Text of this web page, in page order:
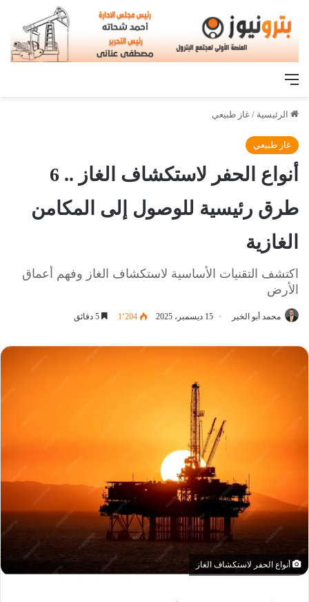
القائمة
الرئيسية / غاز طبيعي
غاز طبيعي
أنواع الحفر لاستكشاف الغاز .. 6
طرق رئيسية للوصول إلى المكامن
الغازية
اكتشف التقنيات الأساسية لاستكشاف الغاز وفهم أعماق
الأرض
محمد أبو الخير 15 ديسمبر، 2025 1٬204
أنواع الحفر لاستكشاف الغاز